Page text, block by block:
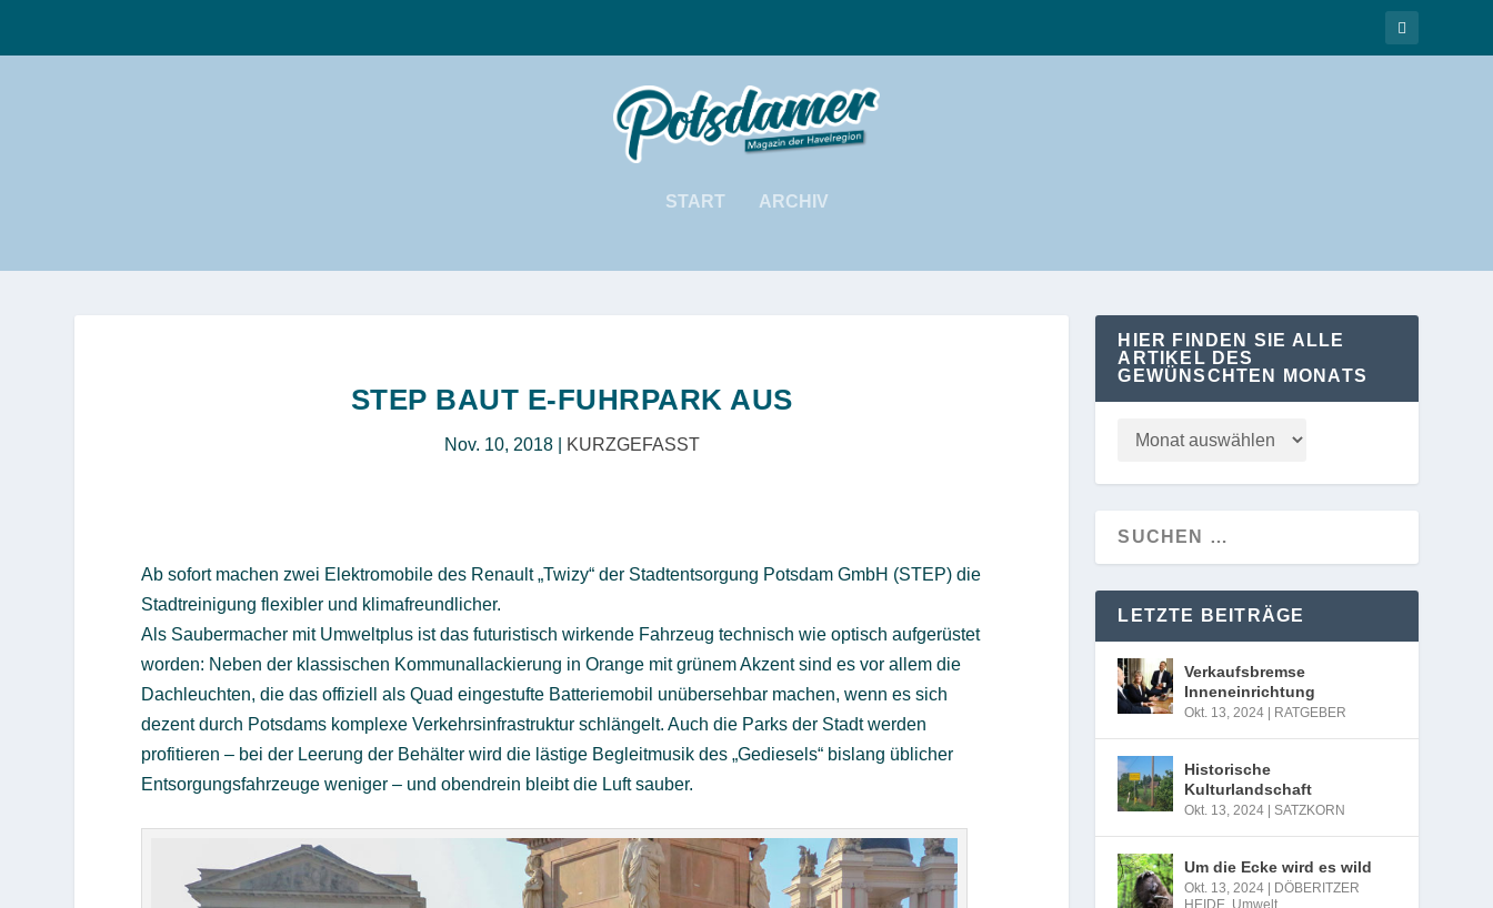
START ARCHIV
STEP BAUT E-FUHRPARK AUS
Nov. 10, 2018| KURZGEFASST
Ab sofort machen zwei Elektromobile des Renault „Twizy“ der Stadtentsorgung Potsdam GmbH (STEP) die
Stadtreinigung flexibler und klimafreundlicher.
Als Saubermacher mit Umweltplus ist das futuristisch wirkende Fahrzeug technisch wie optisch aufgerüstet
worden: Neben der klassischen Kommunallackierung in Orange mit grünem Akzent sind es vor allem die
Dachleuchten, die das offiziell als Quad eingestufte Batteriemobil unübersehbar machen, wenn es sich
dezent durch Potsdams komplexe Verkehrsinfrastruktur schlängelt. Auch die Parks der Stadt werden
profitieren – bei der Leerung der Behälter wird die lästige Begleitmusik des „Gediesels“ bislang üblicher
Entsorgungsfahrzeuge weniger – und obendrein bleibt die Luft sauber.
HIER FINDEN SIE ALLE
ARTIKEL DES
GEWÜNSCHTEN MONATS
LETZTE BEITRÄGE
Verkaufsbremse
Inneneinrichtung
Okt. 13, 2024 RATGEBER
Historische
Kulturlandschaft
Okt. 13, 2024 |SATZKORN
Um die Ecke wird es wild
Okt. 13, 2024
DÖBERITZER
HEIDE, Umwelt